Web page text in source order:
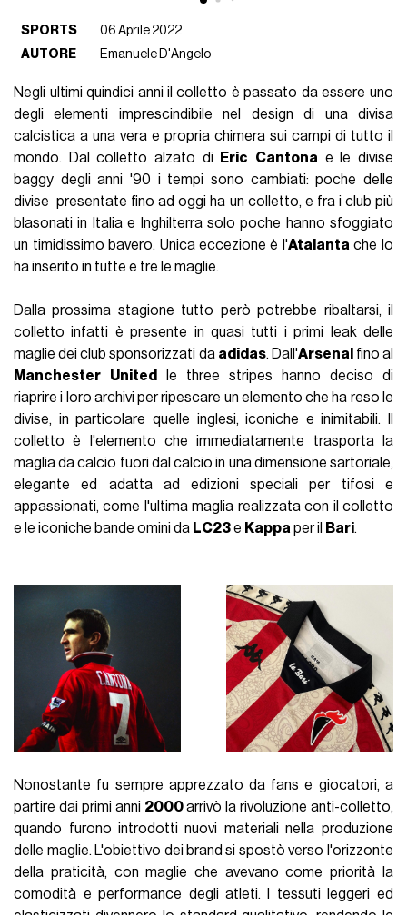
SPORTS
06 Aprile 2022
AUTORE
Emanuele D'Angelo
Negli ultimi quindici anni il colletto è passato da essere uno
degli elementi imprescindibile nel design di una divisa
calcistica a una vera e propria chimera sui campi di tutto il
mondo. Dal colletto alzato di
Eric Cantona e le divise
baggy degli anni '90 i tempi sono cambiati: poche delle
divise presentate fino ad oggi ha un colletto, e fra i club più
blasonati in Italia e Inghilterra solo poche hanno sfoggiato
un timidissimo bavero. Unica eccezione è l'Atalanta che lo
ha inserito in tutte e tre le maglie.
Dalla prossima stagione tutto però potrebbe ribaltarsi, il
colletto infatti è presente in quasi tutti i primi leak delle
maglie dei club sponsorizzati da adidas. Dall'Arsenal fino al
Manchester
United
le three stripes hanno deciso di
riaprire i loro archivi per ripescare un elemento che ha reso le
divise, in particolare quelle inglesi, iconiche e inimitabili. Il
colletto è l'elemento che immediatamente trasporta la
maglia da calcio fuori dal calcio in una dimensione sartoriale,
elegante ed adatta ad edizioni speciali per tifosi e
appassionati, come l'ultima maglia realizzata con il colletto
e le iconiche bande omini da LC23e Kappa per il Bari.
Nonostante fu sempre apprezzato da fans e giocatori, a
partire dai primi anni 2000arrivò la rivoluzione anti-colletto,
quando furono introdotti nuovi materiali nella produzione
delle maglie. L'obiettivo dei brand si spostò verso l'orizzonte
della praticità, con maglie che avevano come priorità la
comodità e performance degli atleti. I tessuti leggeri ed